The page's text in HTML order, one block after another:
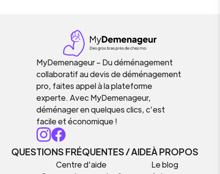
MyDemenageur – Du déménagement
collaboratif au devis de déménagement
pro, faites appel à la plateforme
experte. Avec MyDemenageur,
déménager en quelques clics, c’est
facile et économique !
QUESTIONS FRÉQUENTES / AIDE
Centre d'aide
À PROPOS
Le blog